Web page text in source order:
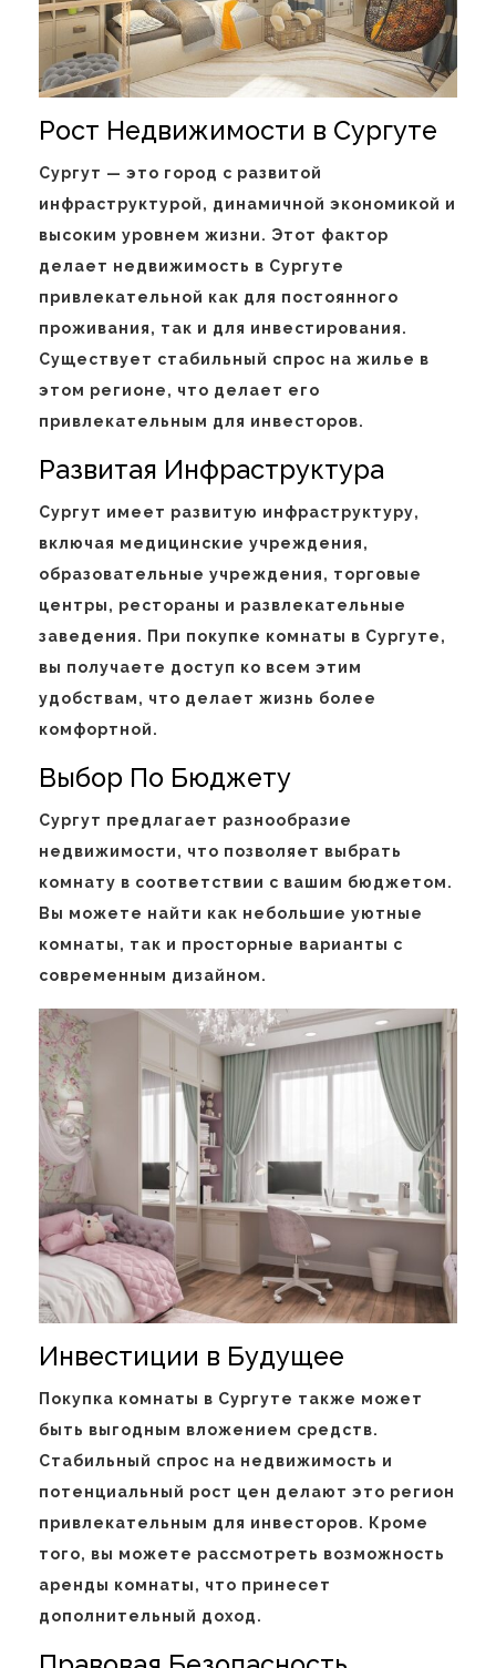
Рост Недвижимости в Сургуте
Сургут — это город с развитой
инфраструктурой, динамичной экономикой и
высоким уровнем жизни. Этот фактор
делает недвижимость в Сургуте
привлекательной как для постоянного
проживания, так и для инвестирования.
Существует стабильный спрос на жилье в
этом регионе, что делает его
привлекательным для инвесторов.
Развитая Инфраструктура
Сургут имеет развитую инфраструктуру,
включая медицинские учреждения,
образовательные учреждения, торговые
центры, рестораны и развлекательные
заведения. При покупке комнаты в Сургуте,
вы получаете доступ ко всем этим
удобствам, что делает жизнь более
комфортной.
Выбор По Бюджету
Сургут предлагает разнообразие
недвижимости, что позволяет выбрать
комнату в соответствии с вашим бюджетом.
Вы можете найти как небольшие уютные
комнаты, так и просторные варианты с
современным дизайном.
Инвестиции в Будущее
Покупка комнаты в Сургуте также может
быть выгодным вложением средств.
Стабильный спрос на недвижимость и
потенциальный рост цен делают это регион
привлекательным для инвесторов. Кроме
того, вы можете рассмотреть возможность
аренды комнаты, что принесет
дополнительный доход.